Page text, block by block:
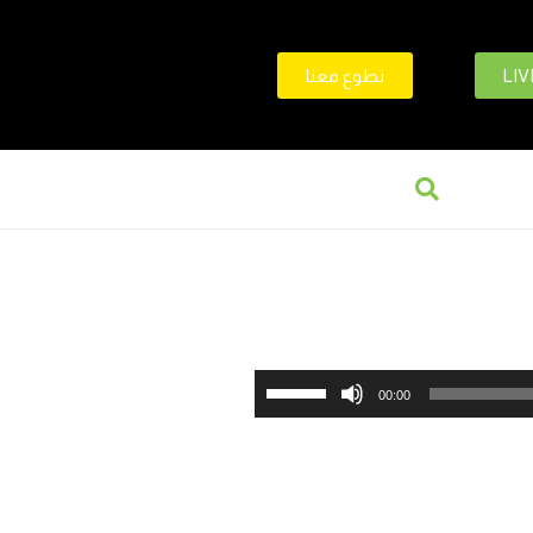
تطوع معنا
00:00